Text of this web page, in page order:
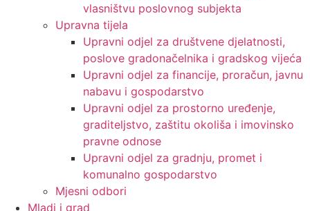
vlasništvu poslovnog subjekta
Upravna tijela
Upravni odjel za društvene djelatnosti,
poslove gradonačelnika i gradskog vijeća
Upravni odjel za financije, proračun, javnu
nabavu i gospodarstvo
Upravni odjel za prostorno uređenje,
graditeljstvo, zaštitu okoliša i imovinsko
pravne odnose
Upravni odjel za gradnju, promet i
komunalno gospodarstvo
Mjesni odbori
Mladi i grad